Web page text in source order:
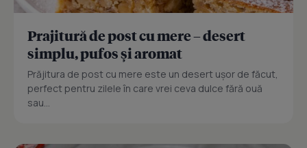
Prajitură de post cu mere – desert
simplu, pufos și aromat
Prăjitura de post cu mere este un desert ușor de făcut,
perfect pentru zilele în care vrei ceva dulce fără ouă
sau...